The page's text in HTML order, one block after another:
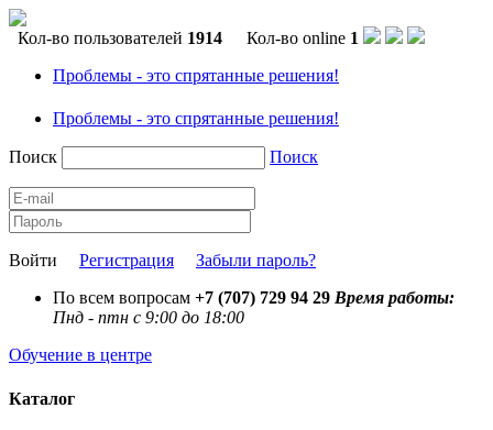
Кол-во пользователей 1914 Кол-во online 1
Проблемы - это спрятанные решения!
Проблемы - это спрятанные решения!
Поиск Поиск
Войти Регистрация
Забыли пароль?
По всем вопросам +7 (707) 729 94 29 Время работы:
Пнд - птн с 9:00 до 18:00
Обучение в центре
Каталог